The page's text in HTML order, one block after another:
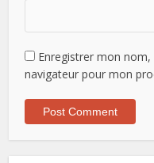
Enregistrer mon
navigateur pour mon